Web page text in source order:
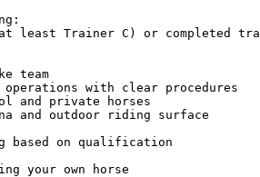
least Trainer C) or completed
team
with clear procedures
and private horses
and outdoor riding surface
based on qualification
your own horse